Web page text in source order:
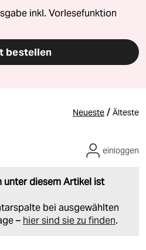
inkl. Vorlesefunktion
bestellen
Neueste / Älteste
unter diesem Artikel ist
bei ausgewählten
– hier sind sie zu finden.
einloggen